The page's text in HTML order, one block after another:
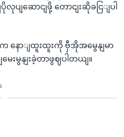
လုပျဆောငျဖို့ တောငျးဆိုခငြျပါ
နောျထူးထူးကို ဗှီအိုအမွေနျမာ
းမွနျးခဲ့တာဖွဈပါတယျ။